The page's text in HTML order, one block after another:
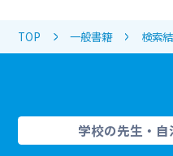
TOP 一般書籍 検索
学校の先生・